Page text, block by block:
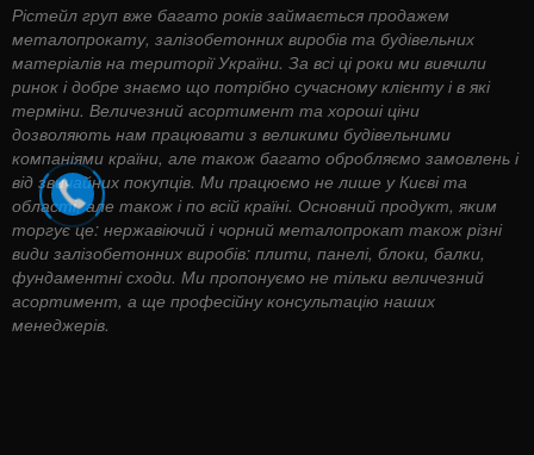
Рістейл груп вже багато років займається продажем
металопрокату, залізобетонних виробів та будівельних
матеріалів на території України. За всі ці роки ми вивчили
ринок і добре знаємо що потрібно сучасному клієнту і в які
терміни. Величезний асортимент та хороші ціни
дозволяють нам працювати з великими будівельними
компаніями країни, але також багато обробляємо замовлень і
від звичайних покупців. Ми працюємо не лише у Києві та
області, але також і по всій країні. Основний продукт, яким
торгує це: нержавіючий і чорний металопрокат також різні
види залізобетонних виробів: плити, панелі, блоки, балки,
фундаментні сходи. Ми пропонуємо не тільки величезний
асортимент, а ще професійну консультацію наших
менеджерів.